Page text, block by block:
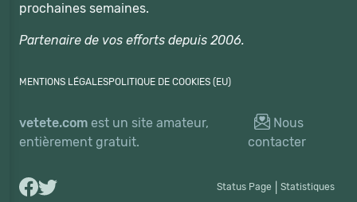
prochaines semaines.
Partenaire de vos efforts depuis 2006.
MENTIONS LÉGALESPOLITIQUE DE COOKIES (EU)
vetete.com est un site amateur,
entièrement gratuit.
Nous
contacter
Status Page Statistiques